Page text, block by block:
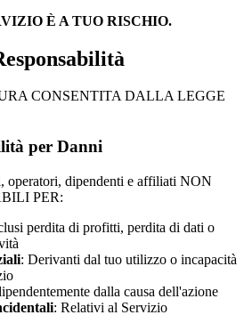
È A TUO RISCHIO.
CONSENTITA DALLA LEGGE
per Danni
operatori, dipendenti e affiliati NON
PER:
perdita di profitti, perdita di dati o
: Derivanti dal tuo utilizzo o incapacità
dalla causa dell'azione
: Relativi al Servizio